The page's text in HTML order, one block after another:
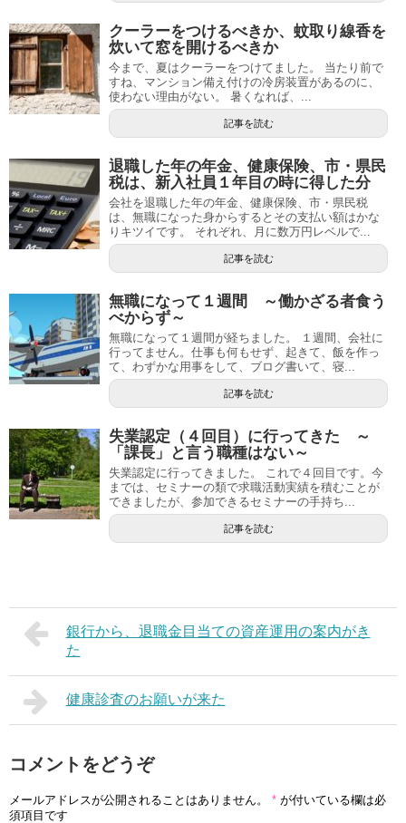
クーラーをつけるべきか、蚊取り線香を
炊いて窓を開けるべきか
今まで、夏はクーラーをつけてました。 当たり前で
すね、マンション備え付けの冷房装置があるのに、
使わない理由がない。 暑くなれば、...
記事を読む
退職した年の年金、健康保険、市・県民
税は、新入社員１年目の時に得した分
会社を退職した年の年金、健康保険、市・県民税
は、無職になった身からするとその支払い額はかな
りキツイです。 それぞれ、月に数万円レベルで...
記事を読む
無職になって１週間 ～働かざる者食う
べからず～
無職になって１週間が経ちました。 １週間、会社に
行ってません。仕事も何もせず、起きて、飯を作っ
て、わずかな用事をして、ブログ書いて、寝...
記事を読む
失業認定（４回目）に行ってきた ～
「課長」と言う職種はない～
失業認定に行ってきました。 これで４回目です。今
までは、セミナーの類で求職活動実績を積むことが
できましたが、参加できるセミナーの手持ち...
記事を読む
銀行から、退職金目当ての資産運用の案内がき
た
健康診査のお願いが来た
コメントをどうぞ
メールアドレスが公開されることはありません。 * が付いている欄は必
須項目です